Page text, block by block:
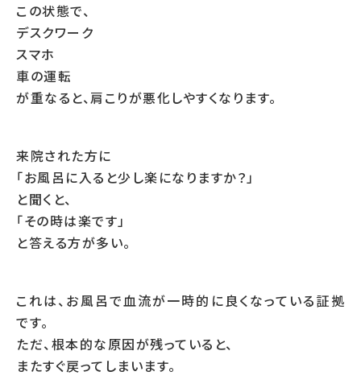
この状態で、
デスクワーク
スマホ
車の運転
が重なると、肩こりが悪化しやすくなります。
来院された方に
「お風呂に入ると少し楽になりますか？」
と聞くと、
「その時は楽です」
と答える方が多い。
これは、お風呂で血流が一時的に良くなっている証拠
です。
ただ、根本的な原因が残っていると、
またすぐ戻ってしまいます。